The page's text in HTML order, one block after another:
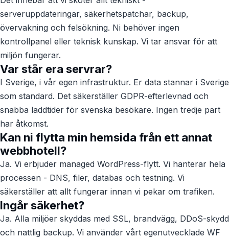
serveruppdateringar, säkerhetspatchar, backup,
övervakning och felsökning. Ni behöver ingen
kontrollpanel eller teknisk kunskap. Vi tar ansvar för att
miljön fungerar.
Var står era servrar?
I Sverige, i vår egen infrastruktur. Er data stannar i Sverige
som standard. Det säkerställer GDPR-efterlevnad och
snabba laddtider för svenska besökare. Ingen tredje part
har åtkomst.
Kan ni flytta min hemsida från ett annat
webbhotell?
Ja. Vi erbjuder managed WordPress-flytt. Vi hanterar hela
processen - DNS, filer, databas och testning. Vi
säkerställer att allt fungerar innan vi pekar om trafiken.
Ingår säkerhet?
Ja. Alla miljöer skyddas med SSL, brandvägg, DDoS-skydd
och nattlig backup. Vi använder vårt egenutvecklade WF